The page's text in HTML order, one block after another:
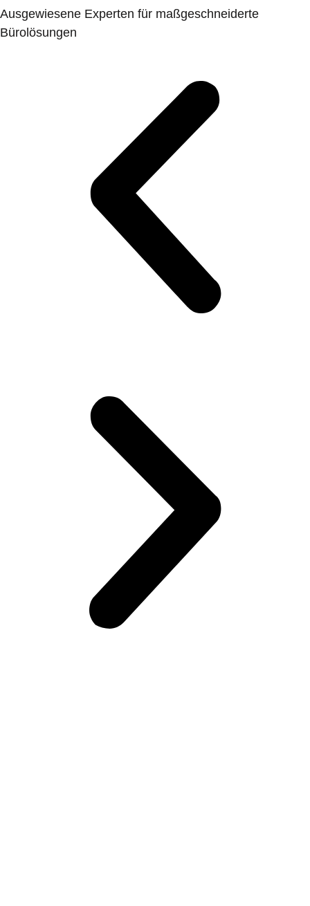
Ausgewiesene Experten für maßgeschneiderte
Bürolösungen